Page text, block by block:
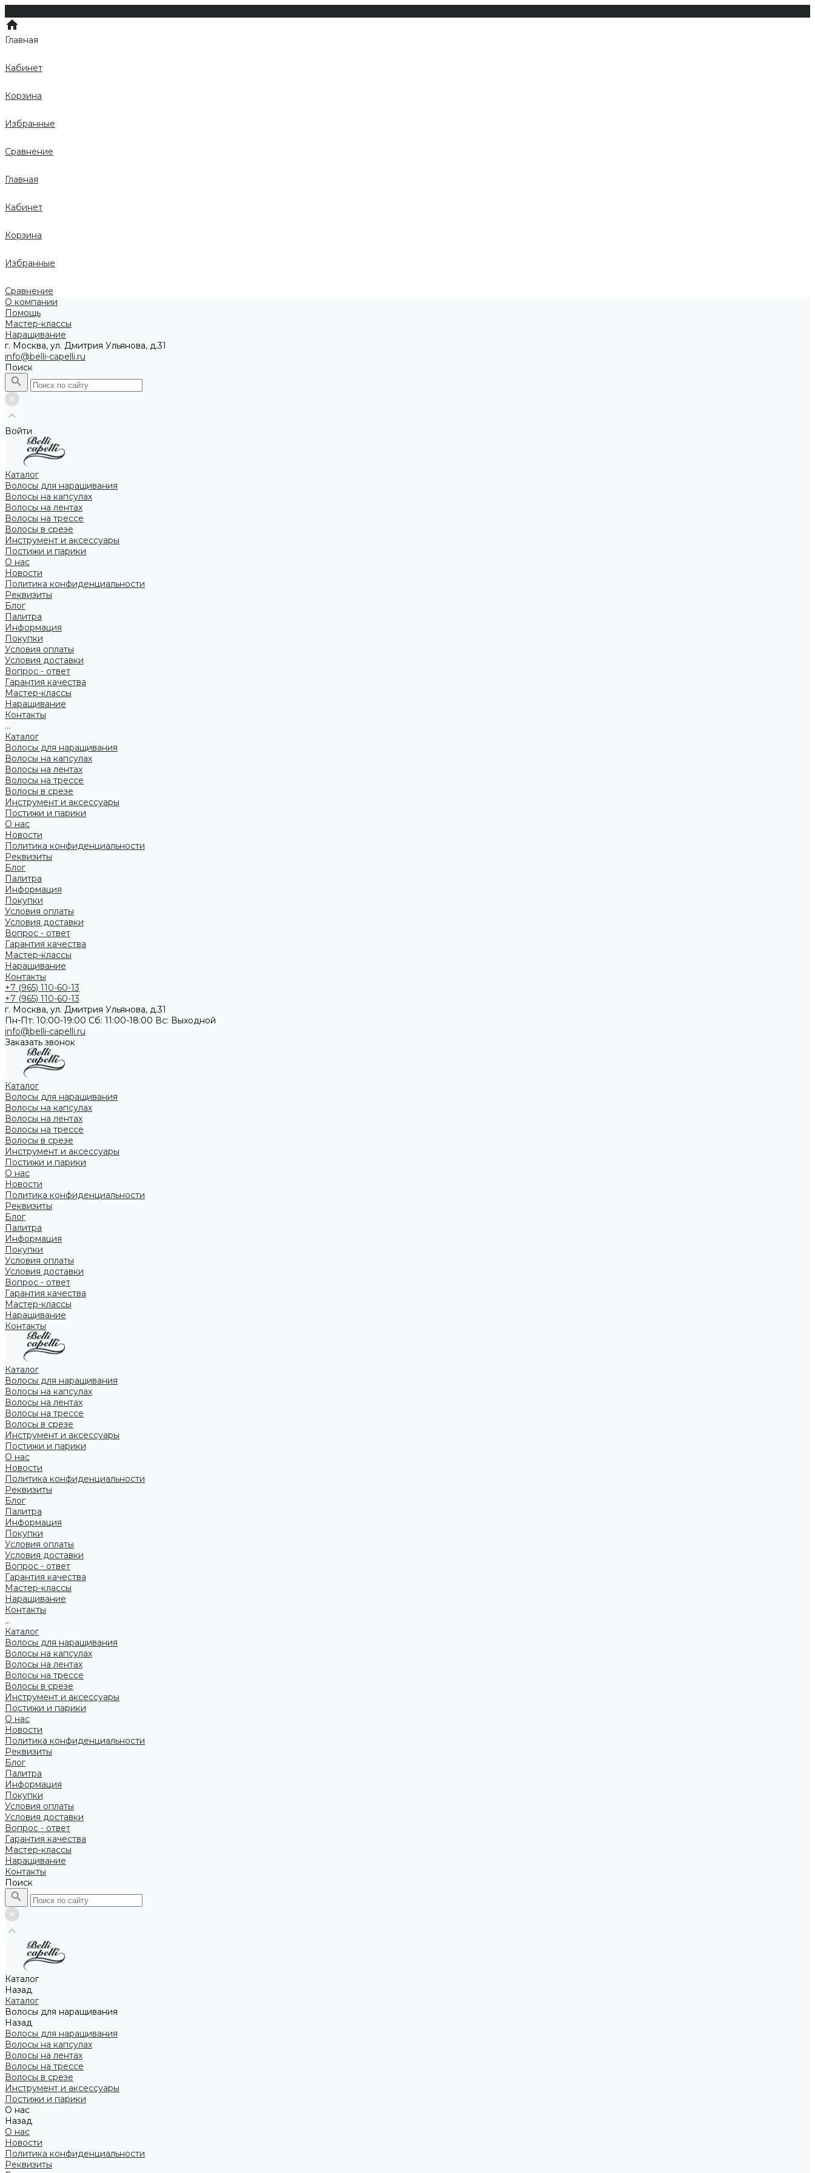
Главная
Кабинет
Корзина
Избранные
Сравнение
Главная
Кабинет
Корзина
Избранные
Сравнение
О компании
Помощь
Мастер-классы
Наращивание
г. Москва, ул. Дмитрия Ульянова, д.31
info@belli-capelli.ru
Поиск
Войти
Каталог
Волосы для наращивания
Волосы на капсулах
Волосы на лентах
Волосы на трессе
Волосы в срезе
Инструмент и аксессуары
Постижи и парики
О нас
Новости
Политика конфиденциальности
Реквизиты
Блог
Палитра
Информация
Покупки
Условия оплаты
Условия доставки
Вопрос - ответ
Гарантия качества
Мастер-классы
Наращивание
Контакты
...
Каталог
Волосы для наращивания
Волосы на капсулах
Волосы на лентах
Волосы на трессе
Волосы в срезе
Инструмент и аксессуары
Постижи и парики
О нас
Новости
Политика конфиденциальности
Реквизиты
Блог
Палитра
Информация
Покупки
Условия оплаты
Условия доставки
Вопрос - ответ
Гарантия качества
Мастер-классы
Наращивание
Контакты
+7 (965) 110-60-13
+7 (965) 110-60-13
г. Москва, ул. Дмитрия Ульянова, д.31
Пн-Пт: 10:00-19:00 Cб: 11:00-18:00 Вс: Выходной
info@belli-capelli.ru
Заказать звонок
Каталог
Волосы для наращивания
Волосы на капсулах
Волосы на лентах
Волосы на трессе
Волосы в срезе
Инструмент и аксессуары
Постижи и парики
О нас
Новости
Политика конфиденциальности
Реквизиты
Блог
Палитра
Информация
Покупки
Условия оплаты
Условия доставки
Вопрос - ответ
Гарантия качества
Мастер-классы
Наращивание
Контакты
Каталог
Волосы для наращивания
Волосы на капсулах
Волосы на лентах
Волосы на трессе
Волосы в срезе
Инструмент и аксессуары
Постижи и парики
О нас
Новости
Политика конфиденциальности
Реквизиты
Блог
Палитра
Информация
Покупки
Условия оплаты
Условия доставки
Вопрос - ответ
Гарантия качества
Мастер-классы
Наращивание
Контакты
...
Каталог
Волосы для наращивания
Волосы на капсулах
Волосы на лентах
Волосы на трессе
Волосы в срезе
Инструмент и аксессуары
Постижи и парики
О нас
Новости
Политика конфиденциальности
Реквизиты
Блог
Палитра
Информация
Покупки
Условия оплаты
Условия доставки
Вопрос - ответ
Гарантия качества
Мастер-классы
Наращивание
Контакты
Поиск
Каталог
Назад
Каталог
Волосы для наращивания
Назад
Волосы для наращивания
Волосы на капсулах
Волосы на лентах
Волосы на трессе
Волосы в срезе
Инструмент и аксессуары
Постижи и парики
О нас
Назад
О нас
Новости
Политика конфиденциальности
Реквизиты